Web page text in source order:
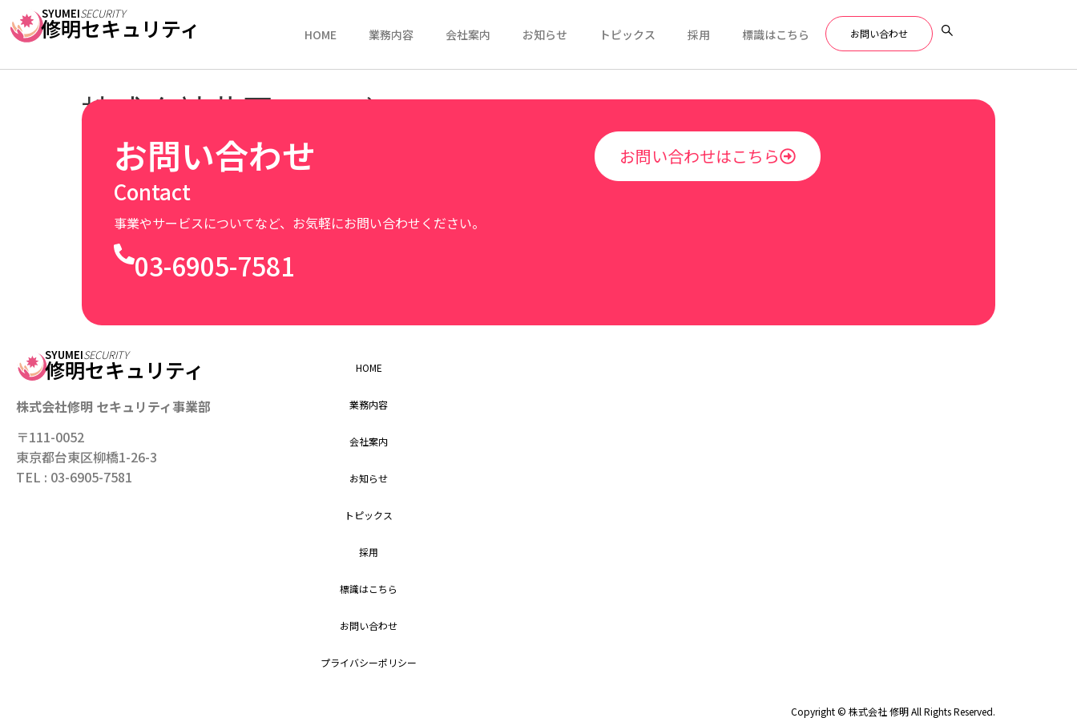
SYUMEISECURITY
修明セキュリティ HOME 業務内容 会社案内 お知らせ トピックス 採用 標識はこちら お問い合わせ
株式会社共同テレビジョン
お問い合わせ
Contact
事業やサービスについてなど、お気軽にお問い合わせください。
03-6905-7581
お問い合わせはこちら
SYUMEISECURITY
修明セキュリティ
株式会社修明 セキュリティ事業部
〒111-0052
東京都台東区柳橋1-26-3
TEL : 03-6905-7581
HOME
業務内容
会社案内
お知らせ
トピックス
採用
標識はこちら
お問い合わせ
プライバシーポリシー
Copyright © 株式会社 修明 All Rights Reserved.